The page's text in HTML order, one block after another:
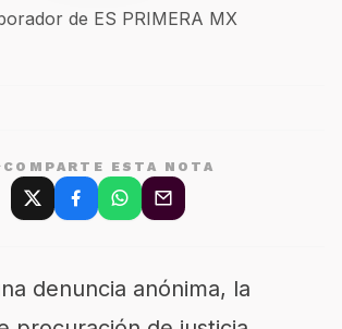
de ES PRIMERA MX
COMPARTE ESTA NOTA
anónima, la